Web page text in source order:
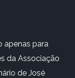
apenas para
da Associação
de José